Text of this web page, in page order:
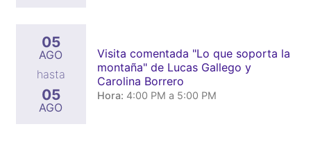
05
AGO
hasta
05
AGO
Visita comentada "Lo que soporta la
montaña" de Lucas Gallego y
Carolina Borrero
Hora: 4:00 PM a 5:00 PM